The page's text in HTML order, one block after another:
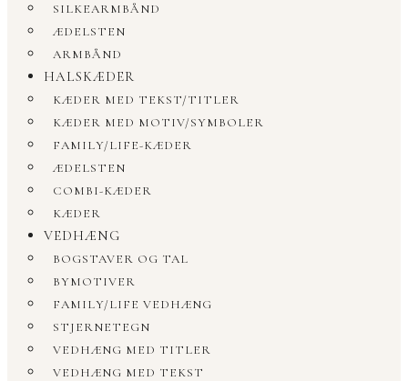
SILKEARMBÅND
ÆDELSTEN
ARMBÅND
HALSKÆDER
KÆDER MED TEKST/TITLER
KÆDER MED MOTIV/SYMBOLER
FAMILY/LIFE-KÆDER
ÆDELSTEN
COMBI-KÆDER
KÆDER
VEDHÆNG
BOGSTAVER OG TAL
BYMOTIVER
FAMILY/LIFE VEDHÆNG
STJERNETEGN
VEDHÆNG MED TITLER
VEDHÆNG MED TEKST